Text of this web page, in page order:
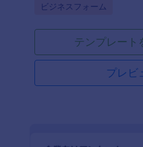
Go to Category:
ビジネスフォーム
テンプレート
プレビ